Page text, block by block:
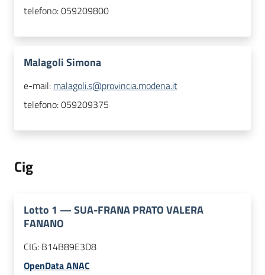
telefono:059209800
Malagoli Simona
e-mail: malagoli.s@provincia.modena.it
telefono:059209375
Cig
Lotto 1 —SUA-FRANA PRATO VALERA
FANANO
CIG: B14B89E3D8
OpenData ANAC